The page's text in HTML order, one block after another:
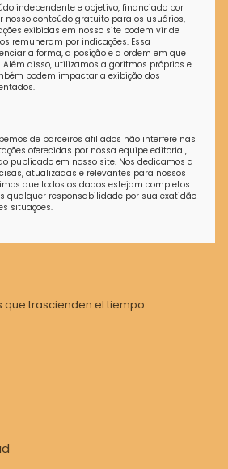
independente e objetivo, financiado por
nosso conteúdo gratuito para os usuários,
exibidas em nosso site podem vir de
remuneram por indicações. Essa
a forma, a posição e a ordem em que
disso, utilizamos algoritmos próprios e
podem impactar a exibição dos
de parceiros afiliados não interfere nas
oferecidas por nossa equipe editorial,
publicado em nosso site. Nos dedicamos a
atualizadas e relevantes para nossos
que todos os dados estejam completos.
qualquer responsabilidade por sua exatidão
situações.
que trascienden el tiempo.